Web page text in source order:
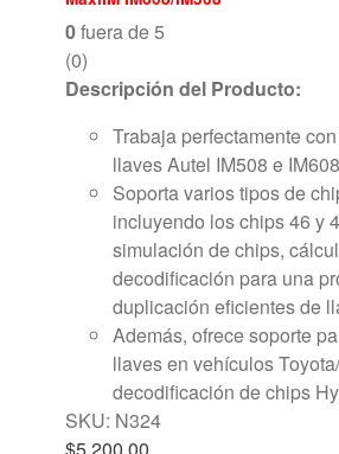
0fuera de 5
(0)
Descripción del Producto:
Trabaja perfectamente
llaves Autel IM508 e
Soporta varios tipos de
incluyendo los chips 46 y
simulación de chips,
decodificación para una
duplicación eficientes de
Además, ofrece soporte
llaves en vehículos
decodificación de chips
SKU: N324
$5,200.00